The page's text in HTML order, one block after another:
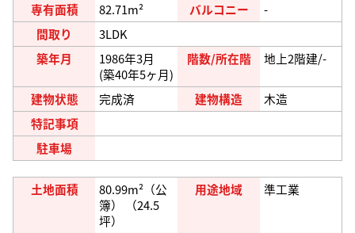
専有面積 82.71m² バルコニー
-
間取り
3LDK
築年月
1986年3月
(築40年5ヶ月)
階数/所在階 地上2階建/-
建物状態 完成済 建物構造
木造
特記事項
駐車場
土地面積
80.99m²（公
簿） （24.5
坪）
用途地域 準工業